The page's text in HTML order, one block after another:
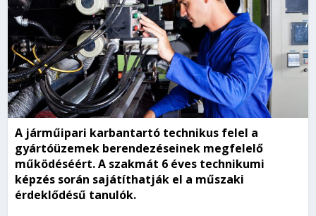
A járműipari karbantartó technikus felel a
gyártóüzemek berendezéseinek megfelelő
működéséért. A szakmát 6 éves technikumi
képzés során sajátíthatják el a műszaki
érdeklődésű tanulók.